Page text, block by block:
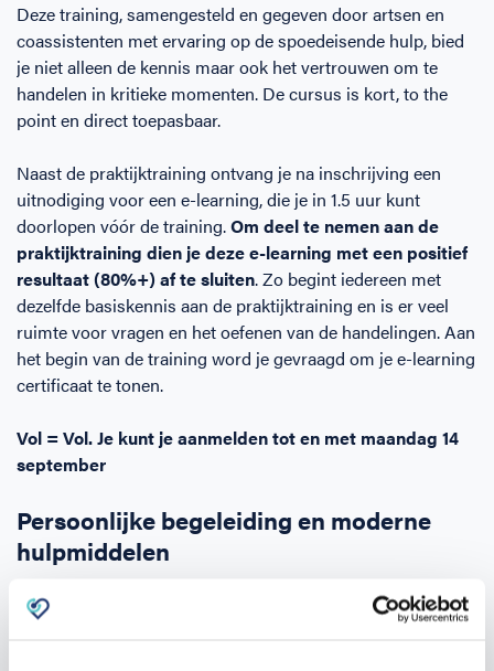
Deze training, samengesteld en gegeven door artsen en
coassistenten met ervaring op de spoedeisende hulp, bied
je niet alleen de kennis maar ook het vertrouwen om te
handelen in kritieke momenten. De cursus is kort, to the
point en direct toepasbaar.
Naast de praktijktraining ontvang je na inschrijving een
uitnodiging voor een e-learning, die je in 1.5 uur kunt
doorlopen vóór de training.Om deel te nemen aan de
praktijktraining dien je deze e-learning met een positief
resultaat (80%+) af te sluiten. Zo begint iedereen met
dezelfde basiskennis aan de praktijktraining en is er veel
ruimte voor vragen en het oefenen van de handelingen. Aan
het begin van de training word je gevraagd om je e-learning
certificaat te tonen.
Vol = Vol. Je kunt je aanmelden tot en met maandag 14
september
Persoonlijke begeleiding en moderne
hulpmiddelen
Tijdens de training oefen je met maximaal 2 personen